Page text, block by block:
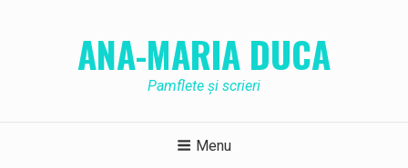
ANA-MARIA DUCA
Pamflete și scrieri
Menu